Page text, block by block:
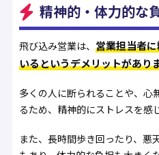
精神的・体力的な
飛び込み営業は、 営業担当者
いるというデメリットがあり
多くの人に断られることや、心
るため、精神的にストレスを感
また、長時間歩き回ったり、悪